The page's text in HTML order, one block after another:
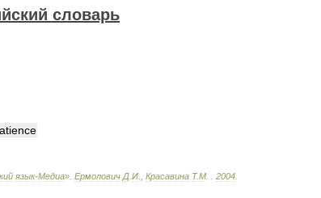
словарь
язык-Медиа» Ермолович Д И Красавина Т.М 2004